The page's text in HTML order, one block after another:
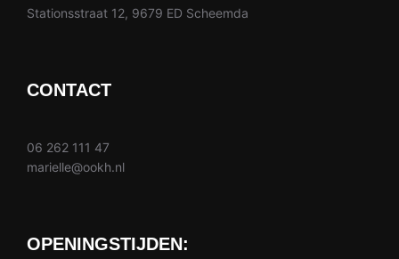
Stationsstraat 12, 9679 ED Scheemda
CONTACT
06 262 111 47
marielle@ookh.nl
OPENINGSTIJDEN: